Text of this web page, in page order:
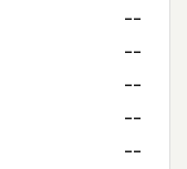
--
--
--
--
--